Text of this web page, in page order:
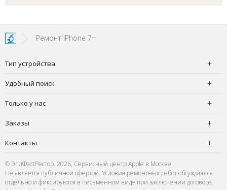
Ремонт iPhone 7+
Тип устройства
Удобный поиск
Только у нас
Заказы
Контакты
© ЭплФастРестор. 2026, Сервисный центр Apple в Москве
Не является публичной офертой. Условия ремонтных работ обсуждаются
отдельно и фиксируются в письменном виде при заключении договора.